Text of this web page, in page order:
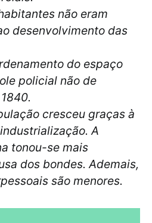
não eram
desenvolvimento das
do espaço
policial não de
cresceu graças à
A
tonou-se mais
dos bondes. Ademais,
são menores.